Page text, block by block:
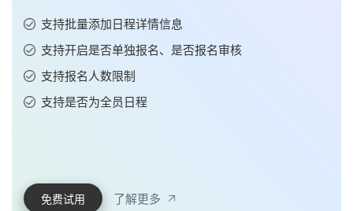
支持批量添加日程详情信息
支持开启是否单独报名、是否报名审核
支持报名人数限制
支持是否为全员日程
免费试用 了解更多